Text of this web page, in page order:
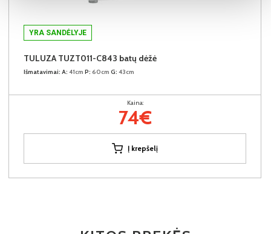
YRA SANDĖLYJE
TULUZA TUZT011-C843 batų dėžė
Išmatavimai: A: 41cm P: 60cm G: 43cm
Kaina:
74€
Į krepšelį